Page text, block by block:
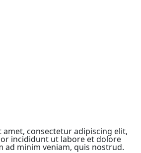
consectetur adipiscing elit,
incididunt ut labore et dolore
ad minim veniam, quis nostrud.